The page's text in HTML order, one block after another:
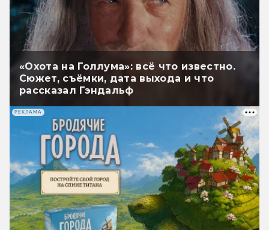
«Охота на Голлума»: всё что известно.
Сюжет, съёмки, дата выхода и что
рассказал Гэндальф
РЕКЛАМА